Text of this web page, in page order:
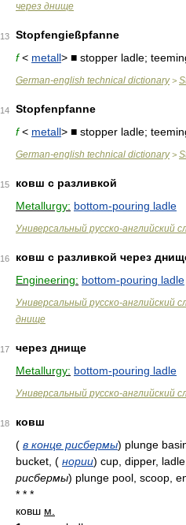
через днище
13
Stopfengießpfanne
f< metall> ■ stopper ladle;
German-english technical dictionary>
14
Stopfenpfanne
f< metall> ■ stopper ladle;
German-english technical dictionary>
15
ковш с разливкой
Metallurgy: bottom-pouring ladle
Универсальный русско-английский
16
ковш с разливкой через
Engineering: bottom-pouring ladle
Универсальный русско-английский
днище
17
через днище
Metallurgy: bottom-pouring ladle
Универсальный русско-английский
18
ковш
( в конце рисбермы) plunge
bucket, ( нории) cup, dipper,
рисбермы) plunge pool, scoop,
* * *
ковш м.